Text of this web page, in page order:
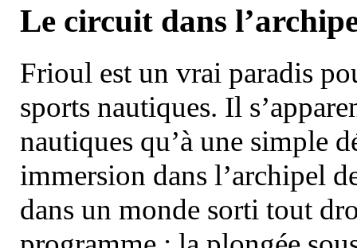
Le circuit dans
Frioul est un vrai paradis
sports nautiques. Il
nautiques qu’à une simple
immersion dans l’archipel
dans un monde sorti tout